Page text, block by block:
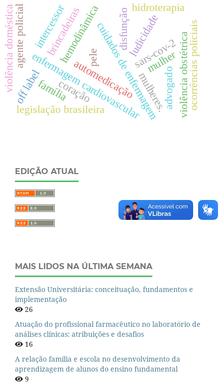
cuidados de enfermagem
enfermagem cardiovascular
hemodinâmica
automedicação
disfunção
coração
legislação brasileira
sars-cov-2
off label violência obstétrica
brincadeiras ludicidade
violência doméstica mulher
agente policial ocorrências policiais
advogado
intercessor
pele
hidroterapia
mulheres.
família
EDIÇÃO ATUAL
MAIS LIDOS NA ÚLTIMA SEMANA
Extensão Universitária: conceituação, fundamentos e
implementação
26
Atuação do profissional farmacêutico no laboratório de
análises clínicas: atribuições e desafios
16
A relação família e escola no desenvolvimento da
aprendizagem de alunos do ensino fundamental
9